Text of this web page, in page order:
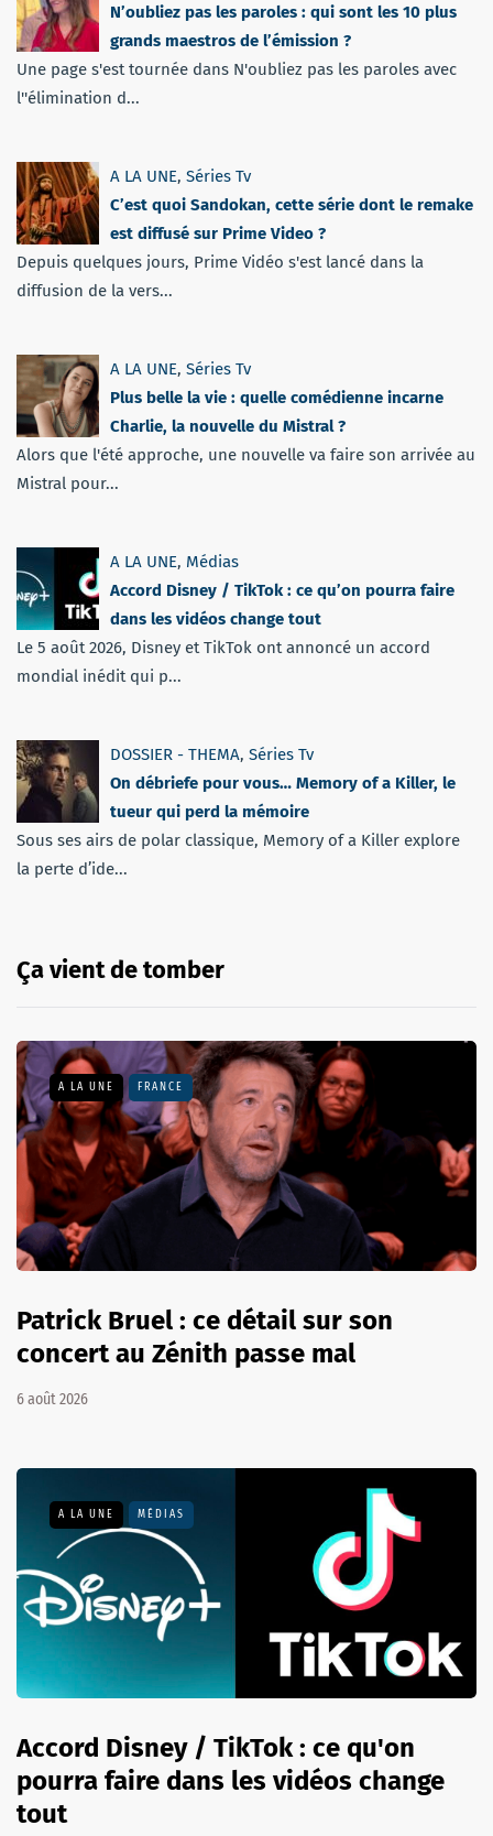
N’oubliez pas les paroles : qui sont les 10 plus
grands maestros de l’émission ?
Une page s'est tournée dans N'oubliez pas les paroles avec
l''élimination d...
A LA UNE, Séries Tv
C’est quoi Sandokan, cette série dont le remake
est diffusé sur Prime Video ?
Depuis quelques jours, Prime Vidéo s'est lancé dans la
diffusion de la vers...
A LA UNE, Séries Tv
Plus belle la vie : quelle comédienne incarne
Charlie, la nouvelle du Mistral ?
Alors que l'été approche, une nouvelle va faire son arrivée au
Mistral pour...
A LA UNE, Médias
Accord Disney / TikTok : ce qu’on pourra faire
dans les vidéos change tout
Le 5 août 2026, Disney et TikTok ont annoncé un accord
mondial inédit qui p...
DOSSIER - THEMA, Séries Tv
On débriefe pour vous… Memory of a Killer, le
tueur qui perd la mémoire
Sous ses airs de polar classique, Memory of a Killer explore
la perte d’ide...
Ça vient de tomber
A LA UNE FRANCE
Patrick Bruel : ce détail sur son
concert au Zénith passe mal
6 août 2026
A LA UNE MÉDIAS
Accord Disney / TikTok : ce qu'on
pourra faire dans les vidéos change
tout